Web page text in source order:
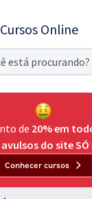
11
Teste grátis por 7 dias!
Passar
para o Exame da
para as principais
de 20% em
do site SÓ
Conhecer cursos